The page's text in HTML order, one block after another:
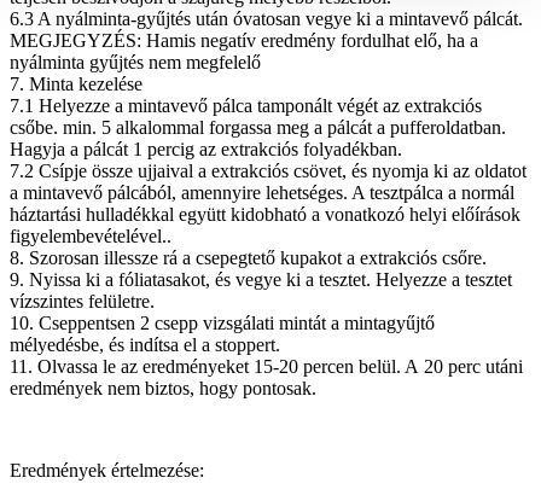
6.3 A nyálminta-gyűjtés után óvatosan vegye ki a mintavevő pálcát.
MEGJEGYZÉS: Hamis negatív eredmény fordulhat elő, ha a
nyálminta gyűjtés nem megfelelő
7. Minta kezelése
7.1 Helyezze a mintavevő pálca tamponált végét az extrakciós
csőbe. min. 5 alkalommal forgassa meg a pálcát a pufferoldatban.
Hagyja a pálcát 1 percig az extrakciós folyadékban.
7.2 Csípje össze ujjaival a extrakciós csövet, és nyomja ki az oldatot
a mintavevő pálcából, amennyire lehetséges. A tesztpálca a normál
háztartási hulladékkal együtt kidobható a vonatkozó helyi előírások
figyelembevételével..
8. Szorosan illessze rá a csepegtető kupakot a extrakciós csőre.
9. Nyissa ki a fóliatasakot, és vegye ki a tesztet. Helyezze a tesztet
vízszintes felületre.
10. Cseppentsen 2 csepp vizsgálati mintát a mintagyűjtő
mélyedésbe, és indítsa el a stoppert.
11. Olvassa le az eredményeket 15-20 percen belül. A 20 perc utáni
eredmények nem biztos, hogy pontosak.
Eredmények értelmezése: